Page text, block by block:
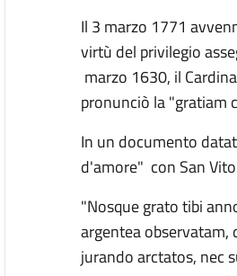
Il 3 marzo 1771
virtù del privilegio
marzo 1630, il
pronunciò la "gratiam
In un documento
d'amore" con San
"Nosque grato tibi
argentea
jurando arctatos, nec